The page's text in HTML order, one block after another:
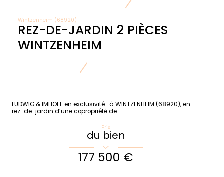
Wintzenheim (68920)
REZ-DE-JARDIN 2 PIÈCES
WINTZENHEIM
LUDWIG & IMHOFF en exclusivité : à WINTZENHEIM (68920), en
rez-de-jardin d’une copropriété de...
Prix
du bien
177 500 €